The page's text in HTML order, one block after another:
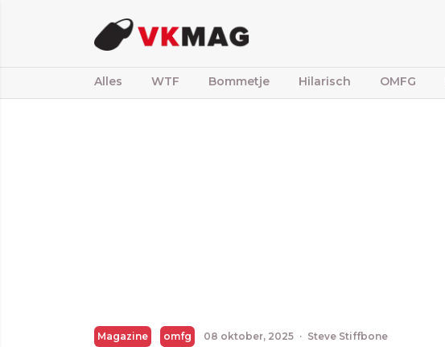
Alles WTF Bommetje Hilarisch OMFG
Magazine omfg 08 oktober, 2025 · Steve Stiffbone